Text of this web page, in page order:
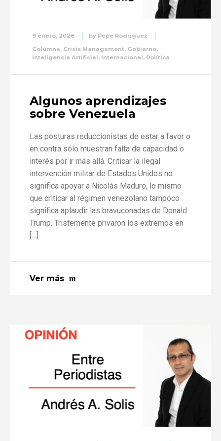
9 enero, 2026 by Pepe Rodriguez
Columna, Crisis Management, Gobierno,
Inteligencia Artificial, Internacional, Política
Algunos aprendizajes
sobre Venezuela
Las posturas reduccionistas de estar a favor o
en contra sólo muestran falta de capacidad o
interés por ir más allá. Criticar la ilegal
intervención militar de Estados Unidos no
significa apoyar a Nicolás Maduro, lo mismo
que criticar al régimen venezolano tampoco
significa aplaudir las bravuconadas de Donald
Trump. Tristemente privaron los extremos en
[…]
Ver más